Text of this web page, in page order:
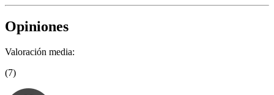
Opiniones
Valoración media:
(7)